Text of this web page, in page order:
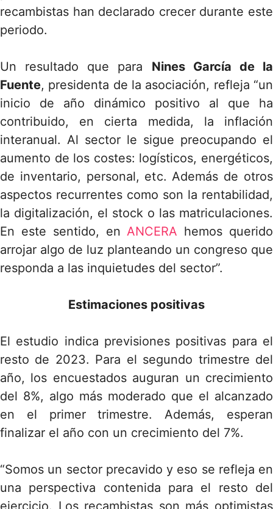
recambistas han declarado crecer durante este
periodo.
Un resultado que para Nines García de la
Fuente, presidenta de la asociación, refleja “un
inicio de año dinámico positivo al que ha
contribuido, en cierta medida, la inflación
interanual. Al sector le sigue preocupando el
aumento de los costes: logísticos, energéticos,
de inventario, personal, etc. Además de otros
aspectos recurrentes como son la rentabilidad,
la digitalización, el stock o las matriculaciones.
En este sentido, enANCERA hemos querido
arrojar algo de luz planteando un congreso que
responda a las inquietudes del sector”.
Estimaciones positivas
El estudio indica previsiones positivas para el
resto de 2023. Para el segundo trimestre del
año, los encuestados auguran un crecimiento
del 8%, algo más moderado que el alcanzado
en el primer trimestre. Además, esperan
finalizar el año con un crecimiento del 7%.
“Somos un sector precavido y eso se refleja en
una perspectiva contenida para el resto del
ejercicio. Los recambistas son más optimistas